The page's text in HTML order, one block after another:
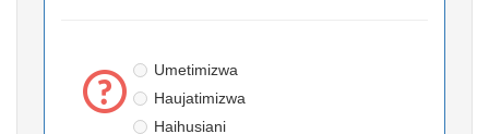
Umetimizwa
Haujatimizwa
Haihusiani